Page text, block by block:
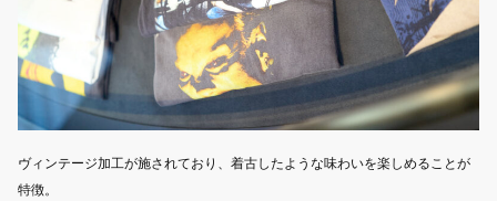
ヴィンテージ加工が施されており、着古したような味わいを楽しめることが
特徴。